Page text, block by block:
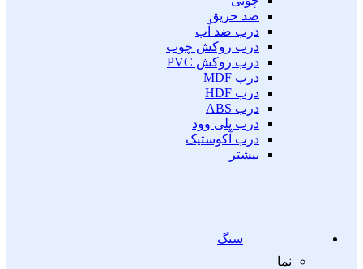
ضد حریق
درب ضد آب
درب روکش چوب
درب روکش PVC
درب MDF
درب HDF
درب ABS
درب پلی وود
درب آکوستیک
بیشتر
سنگ
نما